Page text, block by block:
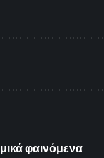
φαινόμενα